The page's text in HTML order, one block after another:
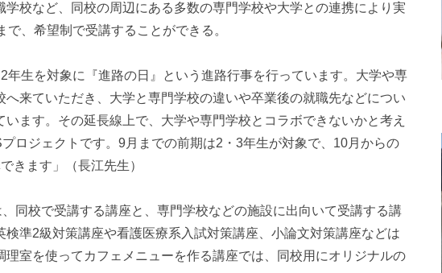
学校など、同校の周辺にある多数の専門学校や大学との連携により実
で、希望制で受講することができる。
2年生を対象に『進路の日』という進路行事を行っています。大学や専
へ来ていただき、大学と専門学校の違いや卒業後の就職先などについ
います。その延長線上で、大学や専門学校とコラボできないかと考え
ロジェクトです。9月までの前期は2・3年生が対象で、10月からの
きます」（長江先生）
、同校で受講する講座と、専門学校などの施設に出向いて受講する講
検準2級対策講座や看護医療系入試対策講座、小論文対策講座などは
理室を使ってカフェメニューを作る講座では、同校用にオリジナルの